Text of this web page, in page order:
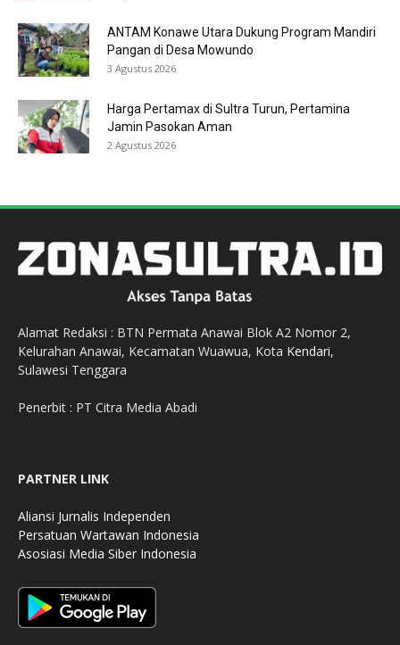
ANTAM Konawe Utara Dukung Program Mandiri
Pangan di Desa Mowundo
3 Agustus 2026
Harga Pertamax di Sultra Turun, Pertamina
Jamin Pasokan Aman
2 Agustus 2026
Alamat Redaksi : BTN Permata Anawai Blok A2 Nomor 2,
Kelurahan Anawai, Kecamatan Wuawua, Kota Kendari,
Sulawesi Tenggara
Penerbit : PT Citra Media Abadi
PARTNER LINK
Aliansi Jurnalis Independen
Persatuan Wartawan Indonesia
Asosiasi Media Siber Indonesia